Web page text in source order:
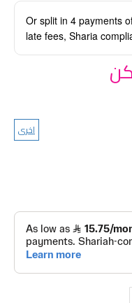
Or split in 4 payments
late fees, Sharia
اخرى